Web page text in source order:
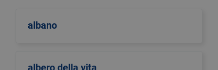
albano
albero della vita